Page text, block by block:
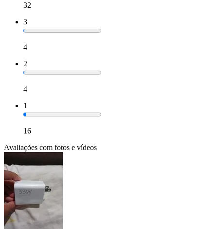
32
3
4
2
4
1
16
Avaliações com fotos e vídeos